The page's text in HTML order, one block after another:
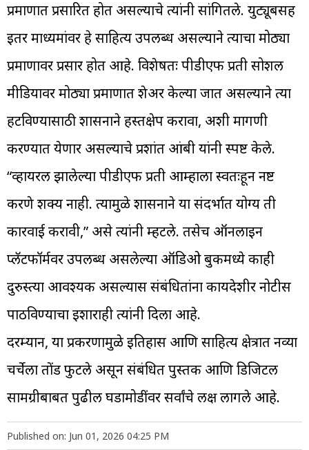
प्रमाणात प्रसारित होत असल्याचे त्यांनी सांगितले. युट्यूबसह
इतर माध्यमांवर हे साहित्य उपलब्ध असल्याने त्याचा मोठ्या
प्रमाणावर प्रसार होत आहे. विशेषतः पीडीएफ प्रती सोशल
मीडियावर मोठ्या प्रमाणात शेअर केल्या जात असल्याने त्या
हटविण्यासाठी शासनाने हस्तक्षेप करावा, अशी मागणी
करण्यात येणार असल्याचे प्रशांत आंबी यांनी स्पष्ट केले.
“व्हायरल झालेल्या पीडीएफ प्रती आम्हाला स्वतःहून नष्ट
करणे शक्य नाही. त्यामुळे शासनाने या संदर्भात योग्य ती
कारवाई करावी,” असे त्यांनी म्हटले. तसेच ऑनलाइन
प्लॅटफॉर्मवर उपलब्ध असलेल्या ऑडिओ बुकमध्ये काही
दुरुस्त्या आवश्यक असल्यास संबंधितांना कायदेशीर नोटीस
पाठविण्याचा इशाराही त्यांनी दिला आहे.
दरम्यान, या प्रकरणामुळे इतिहास आणि साहित्य क्षेत्रात नव्या
चर्चेला तोंड फुटले असून संबंधित पुस्तक आणि डिजिटल
सामग्रीबाबत पुढील घडामोडींवर सर्वांचे लक्ष लागले आहे.
Published on: Jun 01, 2026 04:25 PM